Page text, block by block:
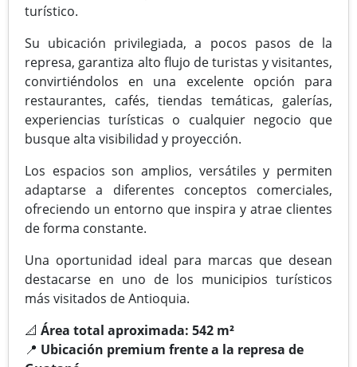
turístico.
Su ubicación privilegiada, a pocos pasos de la
represa, garantiza alto flujo de turistas y visitantes,
convirtiéndolos en una excelente opción para
restaurantes, cafés, tiendas temáticas, galerías,
experiencias turísticas o cualquier negocio que
busque alta visibilidad y proyección.
Los espacios son amplios, versátiles y permiten
adaptarse a diferentes conceptos comerciales,
ofreciendo un entorno que inspira y atrae clientes
de forma constante.
Una oportunidad ideal para marcas que desean
destacarse en uno de los municipios turísticos
más visitados de Antioquia.
📐 Área total aproximada: 542 m²
📍 Ubicación premium frente a la represa de